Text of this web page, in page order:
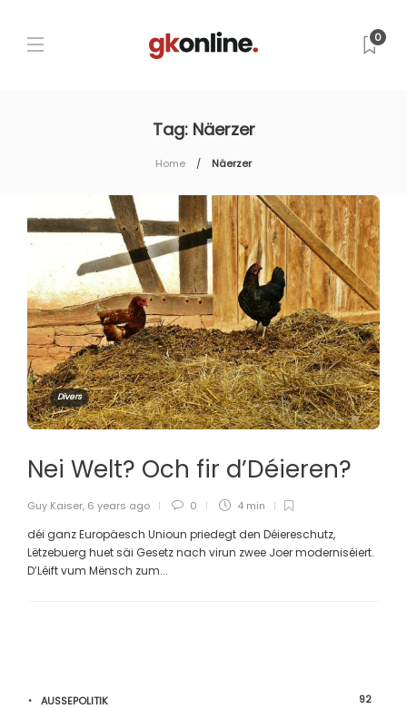
0
Tag: Näerzer
Home Näerzer
Divers
Nei Welt? Och fir d’Déieren?
Guy Kaiser, 6 years ago 0 4 min
déi ganz Europäesch Unioun priedegt den Déiereschutz,
Lëtzebuerg huet säi Gesetz nach virun zwee Joer moderniséiert.
D’Léift vum Mënsch zum...
AUSSEPOLITIK 92